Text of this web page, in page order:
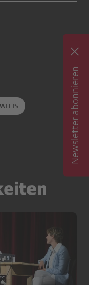
Newsletter abonnieren